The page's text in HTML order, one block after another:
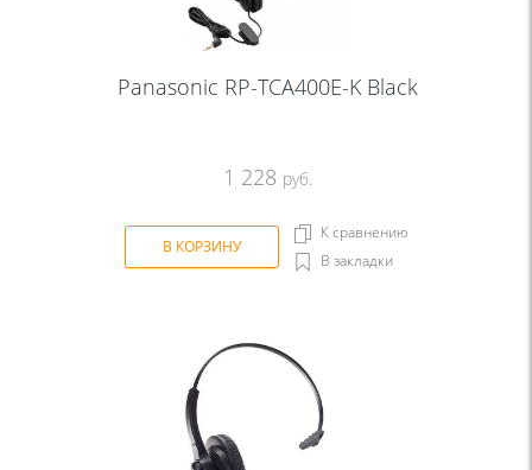
Panasonic RP-TCA400E-K Black
1 228 руб.
В КОРЗИНУ
К сравнению
В закладки